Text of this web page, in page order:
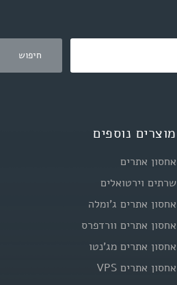
מוצרים נוספים
אחסון אתרים
שרתים וירטואלים
אחסון אתרים ג'ומלה
אחסון אתרים וורדפרס
אחסון אתרים מג'נטו
אחסון אתרים VPS